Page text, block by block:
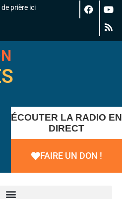
prière ici
ÉCOUTER LA RADIO EN
DIRECT
FAIRE UN DON !